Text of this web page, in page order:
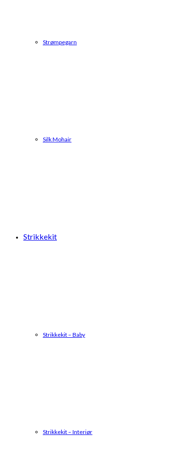
Strømpegarn
Silk Mohair
Strikkekit
Strikkekit – Baby
Strikkekit – Interiør